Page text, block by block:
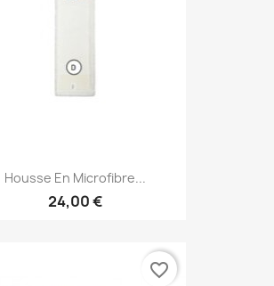
Housse En Microfibre...
24,00 €
favorite_border